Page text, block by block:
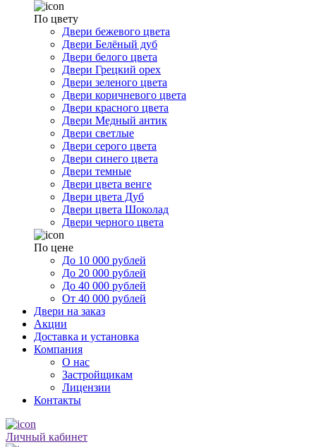
По цвету
Двери бежевого цвета
Двери Белёный дуб
Двери белого цвета
Двери Грецкий орех
Двери зеленого цвета
Двери коричневого цвета
Двери красного цвета
Двери Медный антик
Двери светлые
Двери серого цвета
Двери синего цвета
Двери темные
Двери цвета венге
Двери цвета Дуб
Двери цвета Шоколад
Двери черного цвета
По цене
До 10 000 рублей
До 20 000 рублей
До 40 000 рублей
От 40 000 рублей
Двери на заказ
Акции
Доставка и установка
Компания
О нас
Застройщикам
Лицензии
Контакты
Личный кабинет